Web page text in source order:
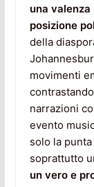
una valenza
posizione
della
movimenti
narrazioni
evento
solo la
soprattutto
un vero e